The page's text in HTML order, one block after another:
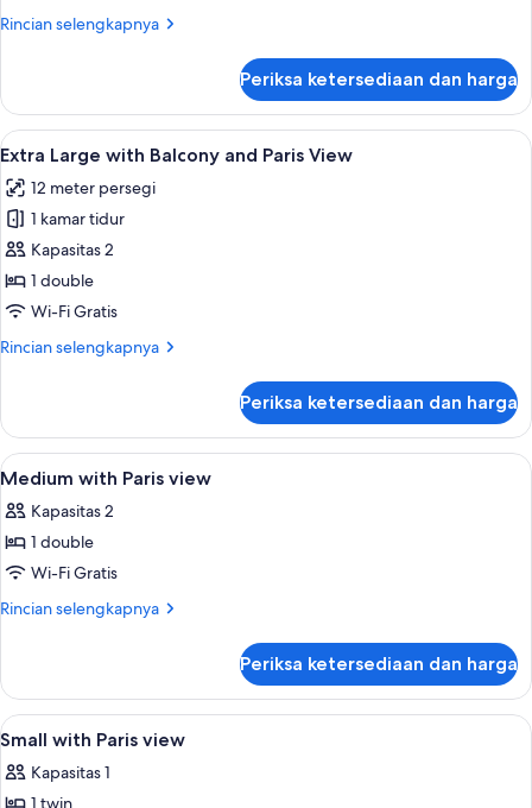
Paris
Rincian selengkapnya
Rincian
Medium
with
Balcony
Paris
view
Periksa ketersediaan dan harga
Lihat
semua
foto
untuk
Extra
Large
with
and
Extra Large with Balcony and Paris
11
Extra Large with Balcony and Paris View
12 meter persegi
1 kamar tidur
Kapasitas 2
1 double
Wi-Fi Gratis
Rincian selengkapnya
Rincian
Extra
Large
with
and
Paris
Periksa ketersediaan dan harga
Lihat
semua
foto
untuk
Medium
with
Medium with Paris view | Seprai
6
Medium with Paris view
Kapasitas 2
1 double
Wi-Fi Gratis
Rincian selengkapnya
Rincian
Medium
with
Paris
Periksa ketersediaan dan harga
Lihat
semua
foto
Small with Paris view | Seprai
7
Small with Paris view
Kapasitas 1
1 twin